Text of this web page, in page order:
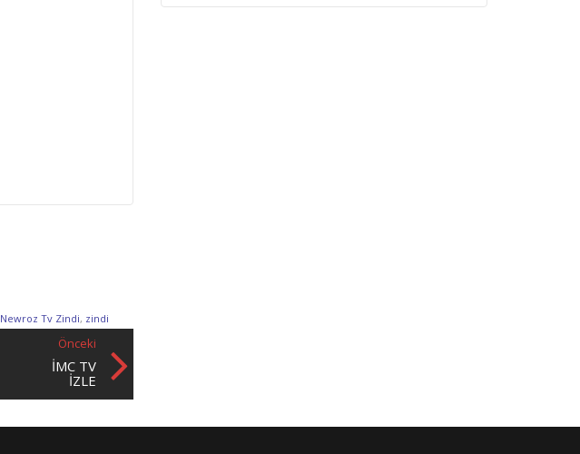
Newroz Tv Zindi, zindi
Önceki
İMC TV
IZLE